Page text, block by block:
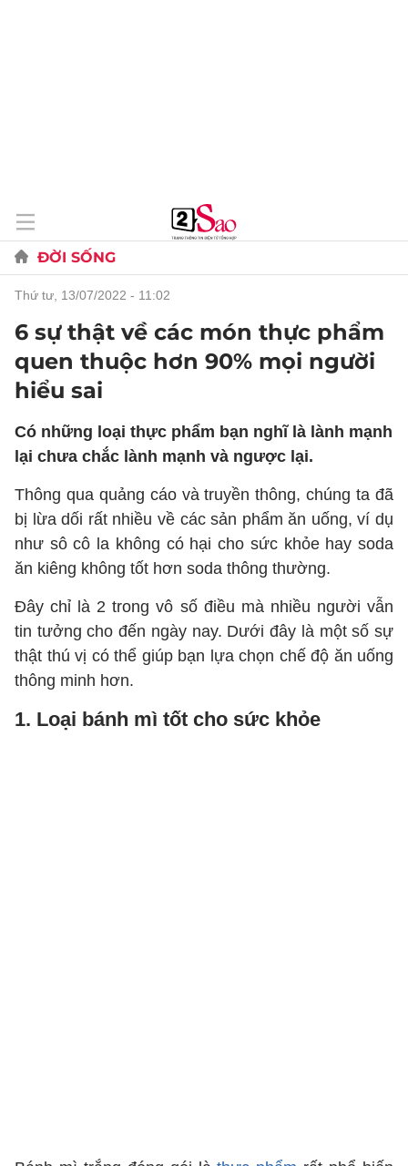
ĐỜI SỐNG
thứ tư, 13/07/2022 - 11:02
6 sự thật về các món thực phẩm
quen thuộc hơn 90% mọi người
hiểu sai
Có những loại thực phẩm bạn nghĩ là lành mạnh
lại chưa chắc lành mạnh và ngược lại.
Thông qua quảng cáo và truyền thông, chúng ta đã
bị lừa dối rất nhiều về các sản phẩm ăn uống, ví dụ
như sô cô la không có hại cho sức khỏe hay soda
ăn kiêng không tốt hơn soda thông thường.
Đây chỉ là 2 trong vô số điều mà nhiều người vẫn
tin tưởng cho đến ngày nay. Dưới đây là một số sự
thật thú vị có thể giúp bạn lựa chọn chế độ ăn uống
thông minh hơn.
1. Loại bánh mì tốt cho sức khỏe